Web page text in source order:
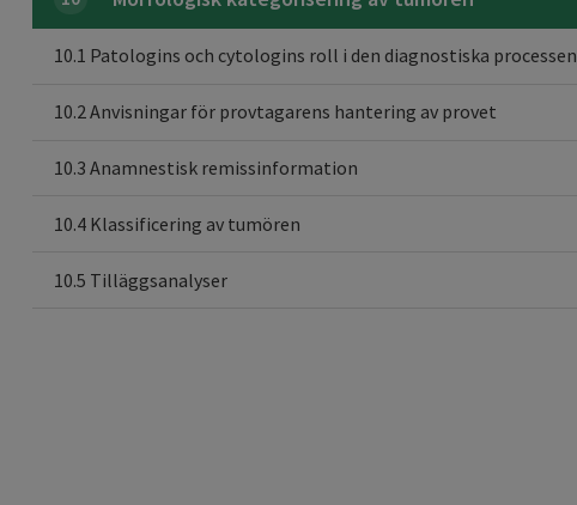
10.1 Patologins och cytologins roll i den diagnostiska processen
10.2 Anvisningar för provtagarens hantering av provet
10.3 Anamnestisk remissinformation
10.4 Klassificering av tumören
10.5 Tilläggsanalyser